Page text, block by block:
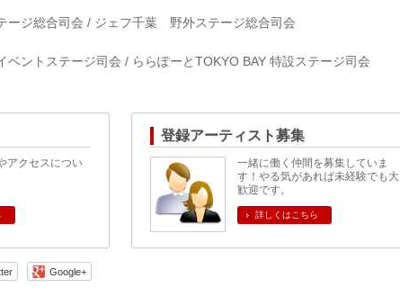
ージ総合司会 / ジェフ千葉 野外ステージ総合司会
ントステージ司会 / ららぽーとTOKYO BAY 特設ステージ司会
アクセスについ
登録アーティスト募集
一緒に働く仲間を募集していま
す！やる気があれば未経験でも大
歓迎です。
詳しくはこちら
Google+